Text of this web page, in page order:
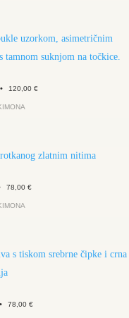
• 120,00 €
78,00 €
• 78,00 €